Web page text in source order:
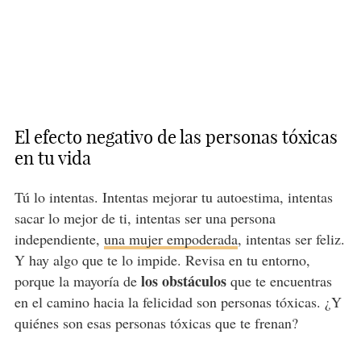
El efecto negativo de las personas tóxicas
en tu vida
Tú lo intentas. Intentas mejorar tu autoestima, intentas
sacar lo mejor de ti, intentas ser una persona
independiente, una mujer empoderada, intentas ser feliz.
Y hay algo que te lo impide. Revisa en tu entorno,
porque la mayoría de los obstáculosque te encuentras
en el camino hacia la felicidad son personas tóxicas. ¿Y
quiénes son esas personas tóxicas que te frenan?